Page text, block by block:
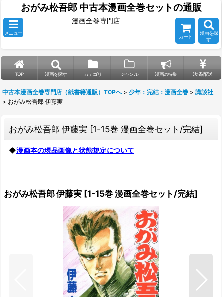
おがみ松吾郎 中古本漫画全巻セットの通販
メニュー
漫画全巻専門店
カート
漫画を探
す
TOP 漫画を探す カテゴリ ジャンル 漫画の特集 決済/配送
中古本漫画全巻専門店（紙書籍通販）TOPへ > 少年：完結：漫画全巻 > 講談社
> おがみ松吾郎 伊藤実
おがみ松吾郎 伊藤実 [1-15巻 漫画全巻セット/完結]
◆漫画本の現品画像と状態規定について
おがみ松吾郎 伊藤実 [1-15巻 漫画全巻セット/完結]